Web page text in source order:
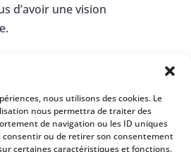
nous utilisons des cookies. Le
nous permettra de traiter des
de navigation ou les ID uniques
consentir ou de retirer son consentement
certaines caractéristiques et fonctions.
d’avoir une vision
vous envoie.